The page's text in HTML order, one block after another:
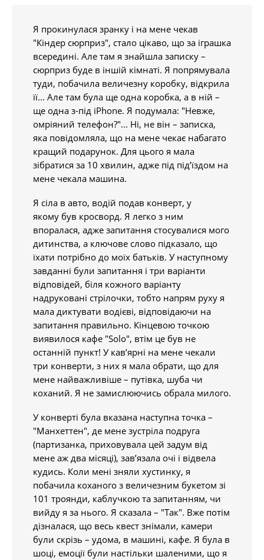
Я прокинулася зранку і на мене чекав
"Кіндер сюрприз", стало цікаво, що за іграшка
всередині. Але там я знайшла записку –
сюрприз буде в іншій кімнаті. Я попрямувала
туди, побачила величезну коробку, відкрила
її... Але там була ще одна коробка, а в ній –
ще одна з-під iPhone. Я подумала: "Невже,
омріяний телефон?"... Ні, не він – записка,
яка повідомляла, що на мене чекає набагато
кращий подарунок. Для цього я мала
зібратися за 10 хвилин, адже під під’їздом на
мене чекала машина.
Я сіла в авто, водій подав конверт, у
якому був кросворд. Я легко з ним
впоралася, адже запитання стосувалися мого
дитинства, а ключове слово підказало, що
їхати потрібно до моїх батьків. У наступному
завданні були запитання і три варіанти
відповідей, біля кожного варіанту
надруковані стрілочки, тобто напрям руху я
мала диктувати водієві, відповідаючи на
запитання правильно. Кінцевою точкою
виявилося кафе "Solo", втім це був не
останній пункт! У кав’ярні на мене чекали
три конверти, з них я мала обрати, що для
мене найважливіше – путівка, шуба чи
коханий. Я не замислюючись обрала милого.
У конверті була вказана наступна точка –
"Манхеттен", де мене зустріла подруга
(партизанка, приховувала цей задум від
мене аж два місяці), зав’язала очі і відвела
кудись. Коли мені зняли хустинку, я
побачила коханого з величезним букетом зі
101 троянди, каблучкою та запитанням, чи
вийду я за нього. Я сказала – "Так". Вже потім
дізналася, що весь квест знімали, камери
були скрізь – удома, в машині, кафе. Я була в
шоці, емоції були настільки шаленими, що я